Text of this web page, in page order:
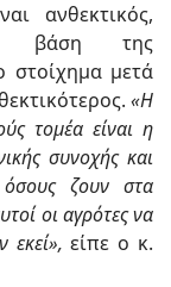
ανθεκτικός,
βάση της
στοίχημα μετά
«Η
τομέα είναι η
συνοχής και
όσους ζουν στα
οι αγρότες να
εκεί», είπε ο κ.